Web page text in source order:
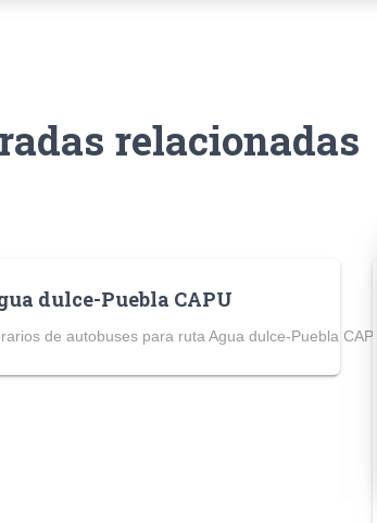
relacionadas
dulce-Puebla CAPU
de autobuses para ruta Agua dulce-Puebla CAPU